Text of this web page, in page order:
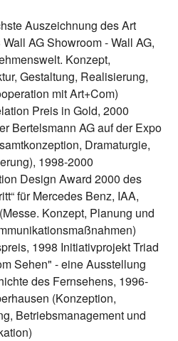
Auszeichnung des Art
AG Showroom - Wall AG,
Konzept,
Gestaltung, Realisierung,
mit Art+Com)
Preis in Gold, 2000
Bertelsmann AG auf der Expo
Dramaturgie,
1998-2000
Design Award 2000 des
für Mercedes Benz, IAA,
Konzept, Planung und
1998 Initiativprojekt Triad
Sehen" - eine Ausstellung
des Fernsehens, 1996-
(Konzeption,
Betriebsmanagement und